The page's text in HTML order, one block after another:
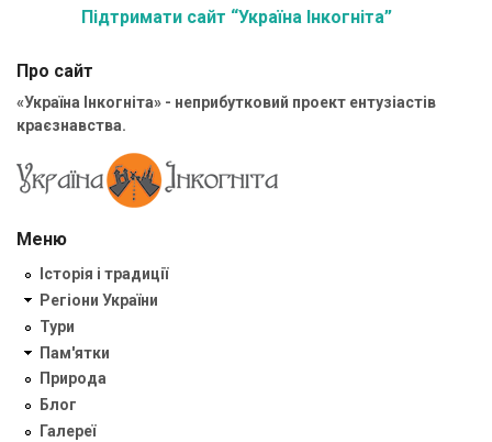
Підтримати сайт “Україна Інкогніта”
Про сайт
«Україна Інкогніта» - неприбутковий проект ентузіастів
краєзнавства.
Меню
Історія і традиції
Регіони України
Тури
Пам'ятки
Природа
Блог
Галереї